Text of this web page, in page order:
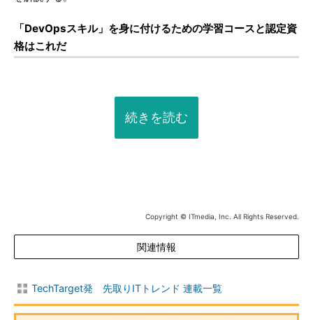
「DevOpsスキル」を身に付けるための学習コースと認定資
格はこれだ
続きを読む
Copyright © ITmedia, Inc. All Rights Reserved.
関連情報
TechTarget発 先取りITトレンド 連載一覧